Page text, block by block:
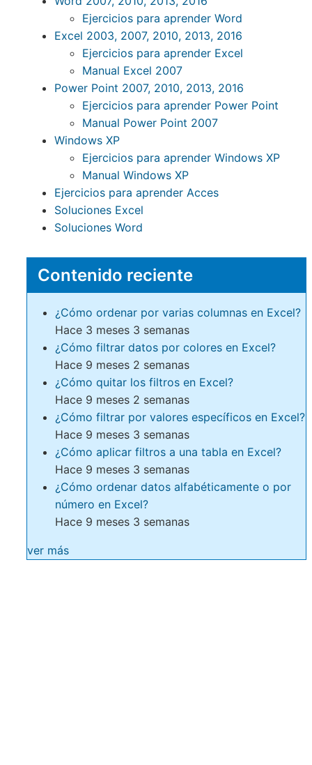
Ejercicios para aprender Word
Excel 2003, 2007, 2010, 2013, 2016
Ejercicios para aprender Excel
Manual Excel 2007
Power Point 2007, 2010, 2013, 2016
Ejercicios para aprender Power Point
Manual Power Point 2007
Windows XP
Ejercicios para aprender Windows XP
Manual Windows XP
Ejercicios para aprender Acces
Soluciones Excel
Soluciones Word
Contenido reciente
¿Cómo ordenar por varias columnas en Excel?
Hace 3 meses 3 semanas
¿Cómo filtrar datos por colores en Excel?
Hace 9 meses 2 semanas
¿Cómo quitar los filtros en Excel?
Hace 9 meses 2 semanas
¿Cómo filtrar por valores específicos en Excel?
Hace 9 meses 3 semanas
¿Cómo aplicar filtros a una tabla en Excel?
Hace 9 meses 3 semanas
¿Cómo ordenar datos alfabéticamente o por
número en Excel?
Hace 9 meses 3 semanas
ver más